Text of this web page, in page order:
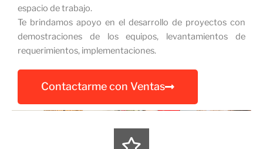
espacio de trabajo.
Te brindamos apoyo en el desarrollo de proyectos con
demostraciones de los equipos, levantamientos de
requerimientos, implementaciones.
Contactarme con Ventas